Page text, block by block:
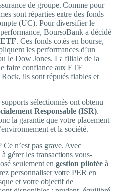
de groupe. Comme pour
sont réparties entre des fonds
(UC). Pour diversifier le
BoursoBank a décidé
ETF. Ces fonds cotés en bourse,
les performances d’un
le Dow Jones. La filiale de la
faire confiance aux ETF
ils sont réputés fiables et
sélectionnés ont obtenu
Responsable (ISR).
la garantie que votre placement
et la société.
Ce n’est pas grave. Avec
gérer les transactions vous-
seulement en gestion pilotée à
personnaliser votre PER en
et votre objectif de